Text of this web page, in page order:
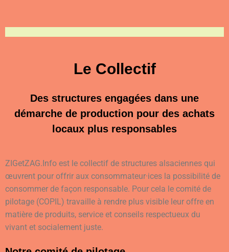
Le Collectif
Des structures engagées dans une
démarche de production pour des achats
locaux plus responsables
ZIGetZAG.Info est le collectif de structures alsaciennes qui
œuvrent pour offrir aux consommateur·ices la possibilité de
consommer de façon responsable. Pour cela le comité de
pilotage (COPIL) travaille à rendre plus visible leur offre en
matière de produits, service et conseils respectueux du
vivant et socialement juste.